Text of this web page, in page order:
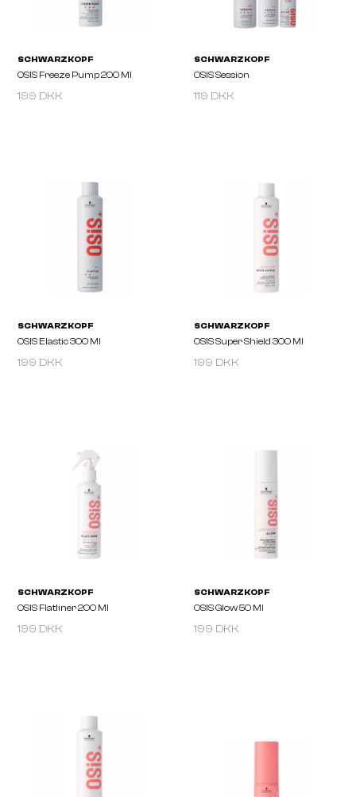
SCHWARZKOPF
OSiS G.Force 150ml
SCHWARZKOPF
OSIS Thrill 100 Ml
SCHWARZKOPF
OSIS Texture Craft 300ml
SCHWARZKOPF
OSIS Velvet 200 Ml
199 DKK 119 DKK
199 DKK 199 DKK
199 DKK 199 DKK